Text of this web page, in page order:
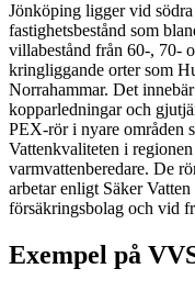
Jönköping ligger vid
fastighetsbestånd som
villabestånd från 60‑, 70‑
kringliggande orter som
Norrahammar. Det
kopparledningar och
PEX‑rör i nyare områden
Vattenkvaliteten i
varmvattenberedare. De
arbetar enligt Säker
försäkringsbolag och vid
Exempel på